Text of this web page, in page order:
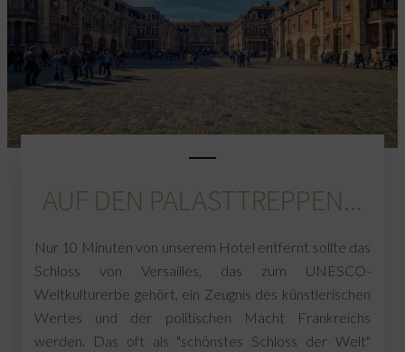
AUF DEN PALASTTREPPEN...
Nur 10 Minuten von unserem Hotel entfernt sollte das
Schloss von Versailles, das zum UNESCO-
Weltkulturerbe gehört, ein Zeugnis des künstlerischen
Wertes und der politischen Macht Frankreichs
werden. Das oft als "schönstes Schloss der Welt"